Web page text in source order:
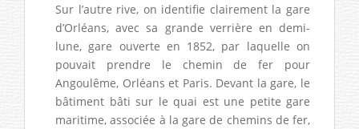
Sur l’autre rive, on identifie clairement la gare
d’Orléans, avec sa grande verrière en demi-
lune, gare ouverte en 1852, par laquelle on
pouvait prendre le chemin de fer pour
Angoulême, Orléans et Paris. Devant la gare, le
bâtiment bâti sur le quai est une petite gare
maritime, associée à la gare de chemins de fer,